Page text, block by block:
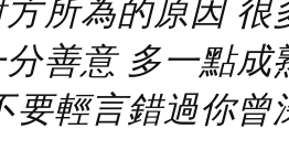
所為的原因
善意 多一點
要輕言錯過你曾